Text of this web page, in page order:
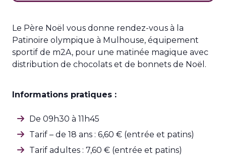
Le Père Noël vous donne rendez-vous à la
Patinoire olympique à Mulhouse, équipement
sportif de m2A, pour une matinée magique avec
distribution de chocolats et de bonnets de Noël.
Informations pratiques :
De 09h30 à 11h45
Tarif – de 18 ans : 6,60 € (entrée et patins)
Tarif adultes : 7,60 € (entrée et patins)